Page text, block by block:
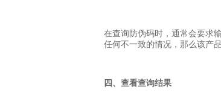
在查询防伪码时，通常会要求
任何不一致的情况，那么该产
四、查看查询结果